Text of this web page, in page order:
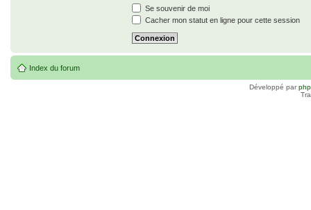
Se souvenir de moi
Cacher mon statut en ligne pour cette session
Index du forum
Développé par